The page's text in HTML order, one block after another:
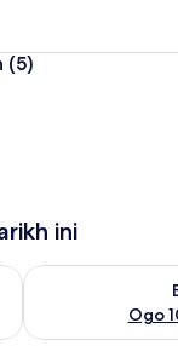
(5)
ini
9 - Ogo 10
Ogo
Semak